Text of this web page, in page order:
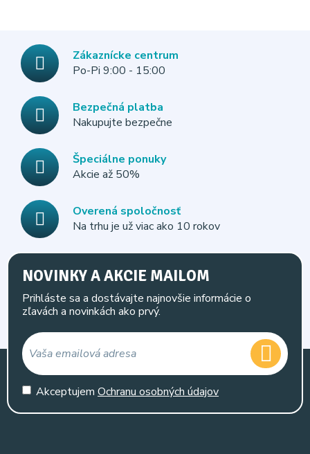
Zákaznícke centrum
Po-Pi 9:00 - 15:00
Bezpečná platba
Nakupujte bezpečne
Špeciálne ponuky
Akcie až 50%
Overená spoločnosť
Na trhu je už viac ako 10 rokov
NOVINKY A AKCIE MAILOM
Prihláste sa a dostávajte najnovšie informácie o
zľavách a novinkách ako prvý.
Akceptujem Ochranu osobných údajov